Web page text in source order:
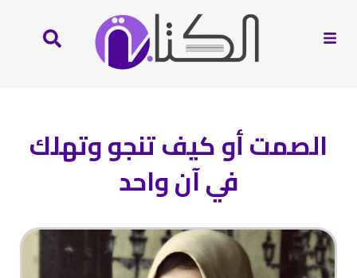
الصمت أو كيف تنجو وتهلك
في آن واحد